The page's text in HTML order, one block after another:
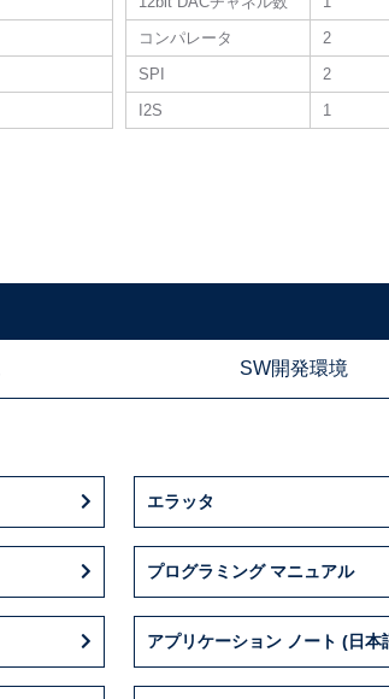
コンパレータ
2
SPI
2
I2S
1
SW開発環境
エラッタ
プログラミング マニュアル
アプリケーション ノート (日本